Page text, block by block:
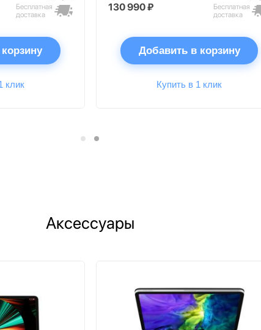
Бесплатная
доставка
клик
130 990 ₽
Бесплатная
доставка
Добавить в корзину
Купить в 1 клик
Аксессуары